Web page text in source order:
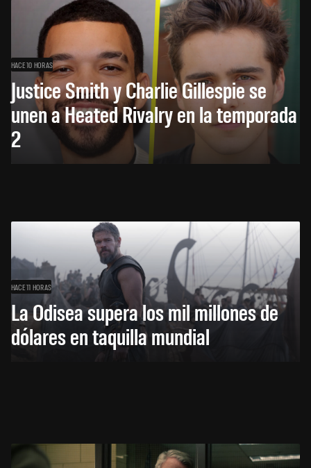
HACE 10 HORAS
Justice Smith y Charlie Gillespie se
unen a Heated Rivalry en la temporada
2
HACE 11 HORAS
La Odisea supera los mil millones de
dólares en taquilla mundial